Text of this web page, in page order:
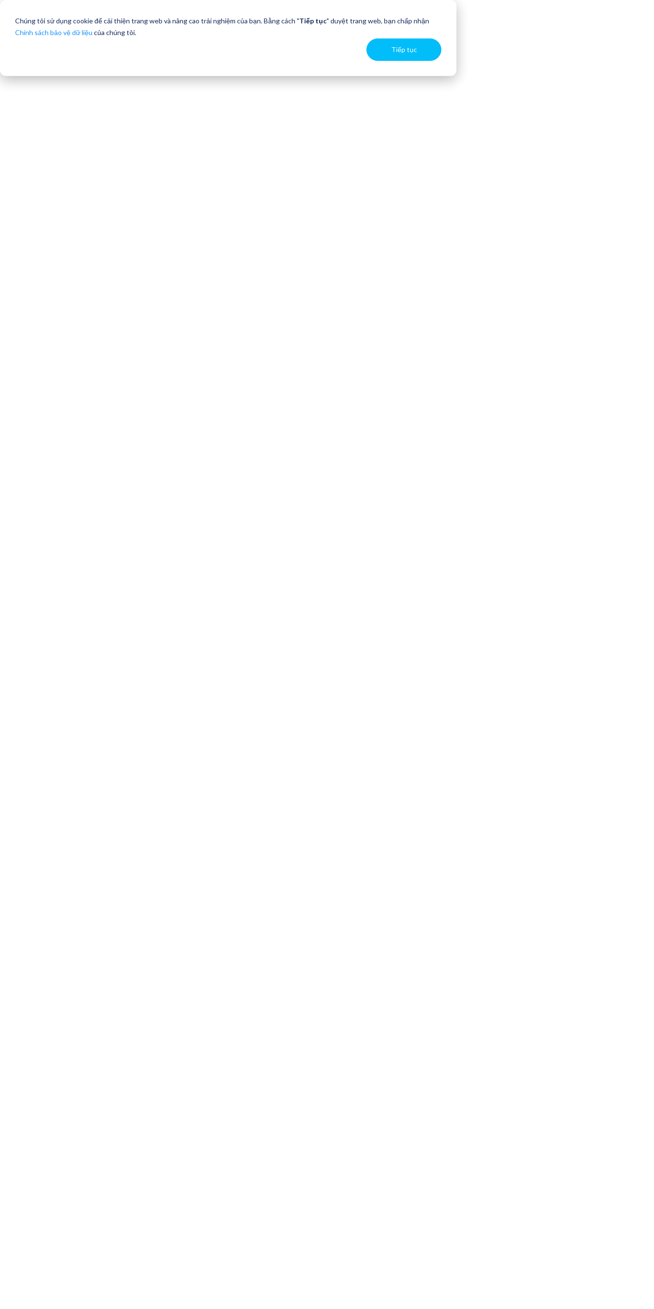
Chúng tôi sử dụng cookie để cải thiện trang web và nâng cao trải nghiệm của bạn. Bằng cách "Tiếp tục" duyệt trang web, bạn chấp nhận
Chính sách bảo vệ dữ liệu của chúng tôi.
Tiếp tục